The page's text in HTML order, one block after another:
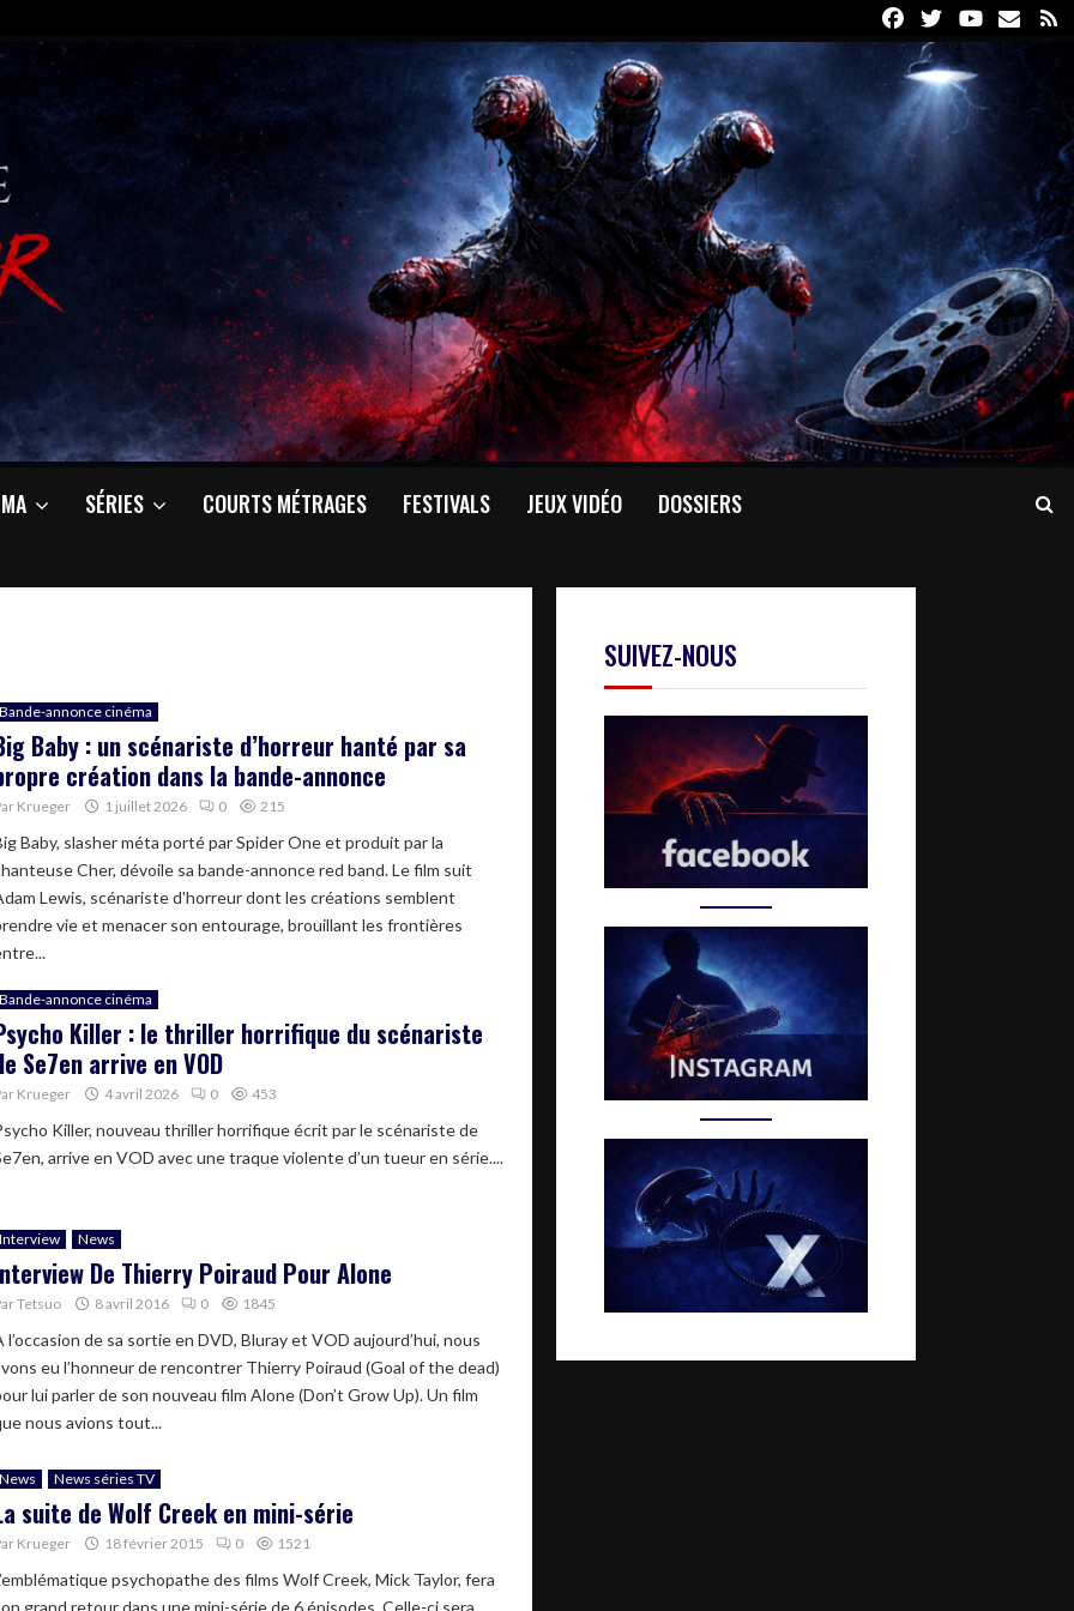
FacebookTwitterYoutube
Email
SÉRIES COURTS MÉTRAGES FESTIVALS JEUX VIDÉO DOSSIERS
Bande-annonce cinéma
Baby : un scénariste d’horreur hanté par sa
création dans la bande-annonce
Krueger 1 juillet 2026 0 215
Baby, slasher méta porté par Spider One et produit par la
Cher, dévoile sa bande-annonce red band. Le film suit
Lewis, scénariste d'horreur dont les créations semblent
vie et menacer son entourage, brouillant les frontières
Bande-annonce cinéma
Killer : le thriller horrifique du scénariste
Se7en arrive en VOD
Krueger 4 avril 2026 0 453
Killer, nouveau thriller horrifique écrit par le scénariste de
arrive en VOD avec une traque violente d’un tueur en série....
Interview News
De Thierry Poiraud Pour Alone
Tetsuo 8 avril 2016 0 1845
l’occasion de sa sortie en DVD, Bluray et VOD aujourd’hui, nous
eu l’honneur de rencontrer Thierry Poiraud (Goal of the dead)
lui parler de son nouveau film Alone (Don’t Grow Up). Un film
nous avions tout...
News News séries TV
suite de Wolf Creek en mini-série
Krueger 18 février 2015 0 1521
psychopathe des films Wolf Creek, Mick Taylor, fera
grand retour dans une mini-série de 6 épisodes. Celle-ci sera
SUIVEZ-NOUS